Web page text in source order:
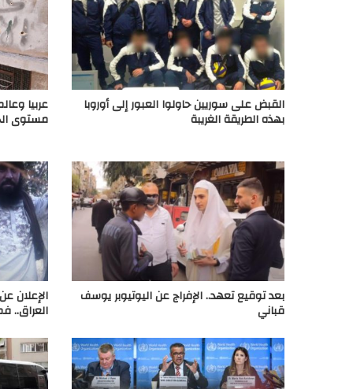
القبض على سوريين حاولوا العبور إلى أوروبا
بهذه الطريقة الغريبة
عربيا
مستوى
بعد توقيع تعهد.. الإفراج عن اليوتيوبر يوسف
قباني
الإعلان
العراق..